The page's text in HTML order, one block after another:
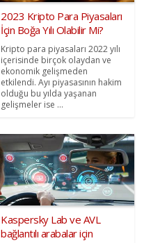
2023 Kripto Para Piyasaları
İçin Boğa Yılı Olabilir Mi?
Kripto para piyasaları 2022 yılı
içerisinde birçok olaydan ve
ekonomik gelişmeden
etkilendi. Ayı piyasasının hakim
olduğu bu yılda yaşanan
gelişmeler ise ...
Kaspersky Lab ve AVL
bağlantılı arabalar için